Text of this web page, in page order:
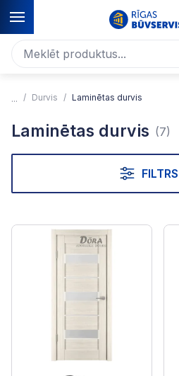
Durvis Laminētas durvis
Laminētas durvis (7)
FILTRS